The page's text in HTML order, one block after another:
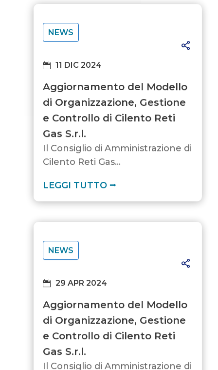
NEWS
11 DIC 2024
Aggiornamento del Modello
di Organizzazione, Gestione
e Controllo di Cilento Reti
Gas S.r.l.
Il Consiglio di Amministrazione di
Cilento Reti Gas...
LEGGI TUTTO ⭢
NEWS
29 APR 2024
Aggiornamento del Modello
di Organizzazione, Gestione
e Controllo di Cilento Reti
Gas S.r.l.
Il Consiglio di Amministrazione di